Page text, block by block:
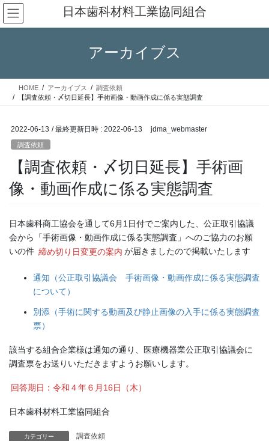
コ
ン
テ
ス
ナ
ビ
ゲ
ン
日本歯科材料工業協同組合
アーカイブス
HOME アーカイブス
調査依頼
【調査依頼・〆切日延長】手術画像・動画作成に係る実態調査
2022-06-13 / 最終更新日時 : 2022-06-13 jdma_webmaster
調査依頼
【調査依頼・〆切日延長】手術画
像・動画作成に係る実態調査
日本歯科商工協会を通して6月1日付でご案内した、公正取引協議
会から「手術画像・動画作成に係る実態調査」へのご協力のお願
いの件 締め切り日変更の案内 が届きましたので掲載いたします
通知（公正取引協議会 手術画像・動画作成に係る実態調査
について）
別添（手術に関する動画及び静止画像の入手に係る実態調査
票）
該当する組合企業様は通知の通り、医療機器業公正取引協議会に
調査票をお送りいただきますようお願いします。
回答期日：令和４年６月16日（木）
日本歯科材料工業協同組合
カテゴリー 調査依頼